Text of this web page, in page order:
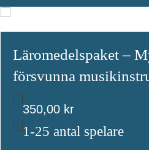
Läromedelspaket –
försvunna
350,00 kr
1-25 antal spelare